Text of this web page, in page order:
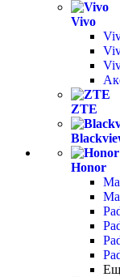
Vivo
ZTE
Honor